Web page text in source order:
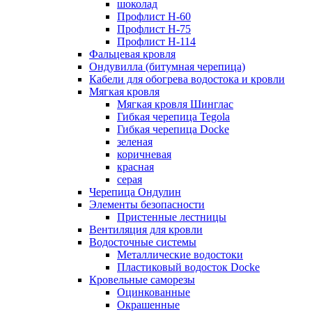
шоколад
Профлист Н-60
Профлист Н-75
Профлист H-114
Фальцевая кровля
Ондувилла (битумная черепица)
Кабели для обогрева водостока и кровли
Мягкая кровля
Мягкая кровля Шинглас
Гибкая черепица Tegola
Гибкая черепица Docke
зеленая
коричневая
красная
серая
Черепица Ондулин
Элементы безопасности
Пристенные лестницы
Вентиляция для кровли
Водосточные системы
Металлические водостоки
Пластиковый водосток Docke
Кровельные саморезы
Оцинкованные
Окрашенные